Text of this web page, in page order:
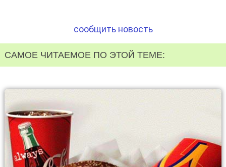
сообщить новость
САМОЕ ЧИТАЕМОЕ ПО ЭТОЙ ТЕМЕ: